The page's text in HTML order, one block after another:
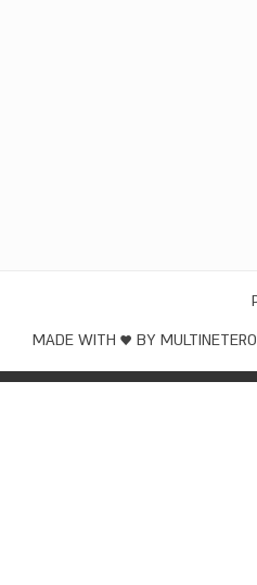
MADE WITH ♥️ BY MULTINET